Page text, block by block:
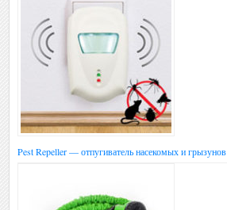
Pest Repeller — отпугиватель насекомых и грызунов